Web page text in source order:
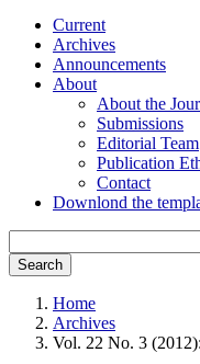
Current
Archives
Announcements
About
About the
Submissions
Editorial Team
Publication
Contact
Downlond the
Search
Home
Archives
Vol. 22 No. 3